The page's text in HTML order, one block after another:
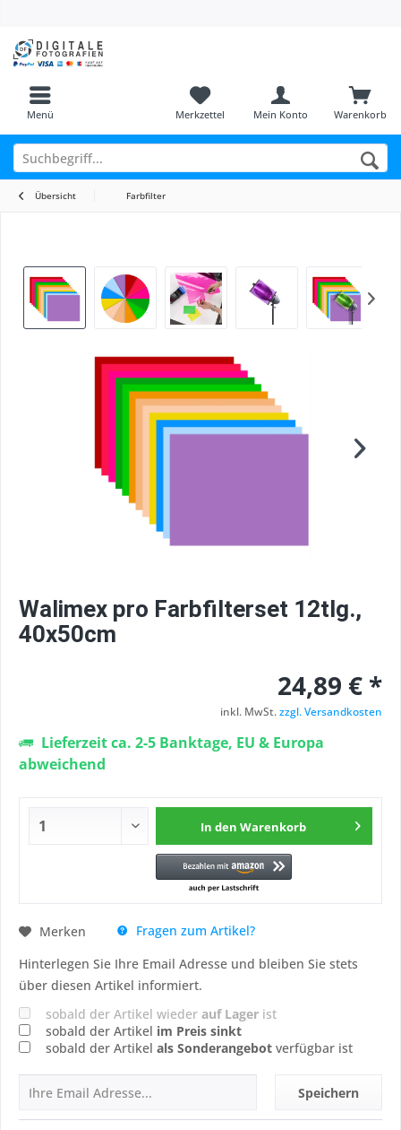
Menü Warenkorb
Merkzettel Mein Konto
Übersicht Farbfilter
Walimex pro Farbfilterset 12tlg.,
40x50cm
24,89 € *
inkl. MwSt.zzgl. Versandkosten
Lieferzeit ca. 2-5 Banktage, EU & Europa
abweichend
In den Warenkorb
Merken
Fragen zum Artikel?
Hinterlegen Sie Ihre Email Adresse und bleiben Sie stets
über diesen Artikel informiert.
sobald der Artikel wieder auf Lager ist
sobald der Artikel im Preis sinkt
sobald der Artikel als Sonderangebot verfügbar ist
Speichern